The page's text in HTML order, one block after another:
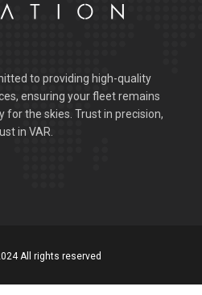
to providing high-quality
ensuring your fleet remains
for the skies. Trust in precision,
in VAR.
All rights reserved